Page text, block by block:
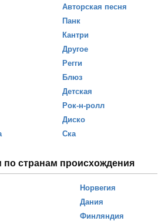
Авторская песня
Панк
Кантри
Другое
Регги
Блюз
Детская
Рок-н-ролл
Диско
Ска
по странам происхождения
Норвегия
Дания
Финляндия